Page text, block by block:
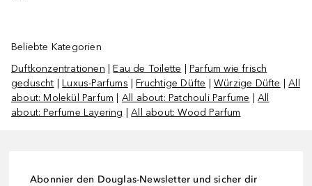
Beliebte Kategorien
Duftkonzentrationen |Eau de Toilette |Parfum wie frisch
geduscht |Luxus-Parfums |Fruchtige Düfte |Würzige Düfte |All
about: Molekül Parfum
All about: Patchouli Parfume |All
about: Perfume Layering |All about: Wood Parfum
Abonnier den Douglas-Newsletter und sicher dir